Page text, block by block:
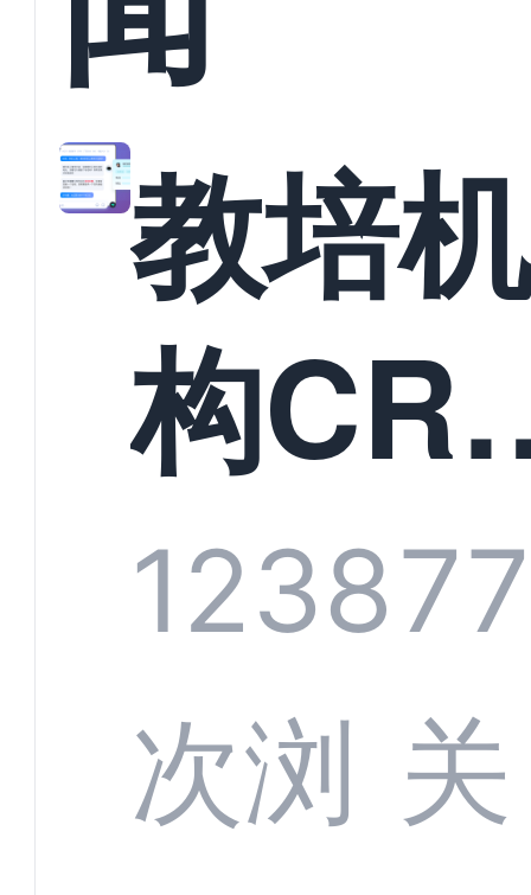
教培机
构
系统头
部供应
1238
次浏 关